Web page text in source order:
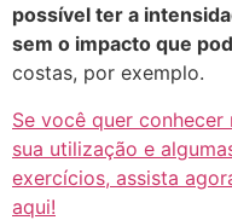
possível ter a
sem o impacto que
costas, por exemplo.
Se você quer conhecer
sua utilização e
exercícios, assista
aqui!